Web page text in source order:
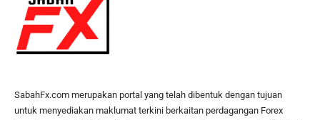
SabahFx.com merupakan portal yang telah dibentuk dengan tujuan
untuk menyediakan maklumat terkini berkaitan perdagangan Forex